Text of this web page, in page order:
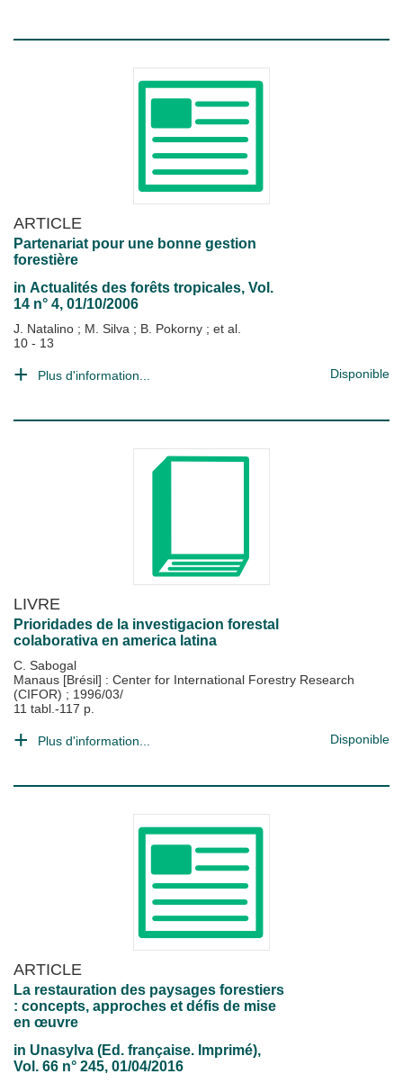
ARTICLE
Partenariat pour une bonne gestion
forestière
in Actualités des forêts tropicales, Vol.
14 n° 4, 01/10/2006
J. Natalino ; M. Silva ; B. Pokorny ; et al.
10 - 13
Plus d'information... Disponible
LIVRE
Prioridades de la investigacion forestal
colaborativa en america latina
C. Sabogal
Manaus [Brésil] : Center for International Forestry Research
(CIFOR) ; 1996/03/
11 tabl.-117 p.
Plus d'information... Disponible
ARTICLE
La restauration des paysages forestiers
: concepts, approches et défis de mise
en œuvre
in Unasylva (Ed. française. Imprimé),
Vol. 66 n° 245, 01/04/2016